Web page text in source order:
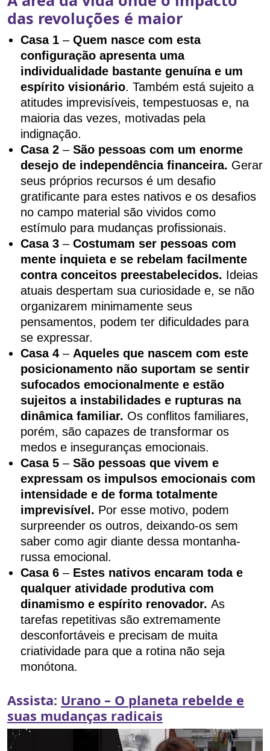
das revoluções é maior
Casa 1 –Quem nasce com esta
configuração apresenta uma
individualidade bastante genuína e um
espírito visionário. Também está sujeito a
atitudes imprevisíveis, tempestuosas e, na
maioria das vezes, motivadas pela
indignação.
Casa 2 – São pessoas com um enorme
desejo de independência financeira. Gerar
seus próprios recursos é um desafio
gratificante para estes nativos e os desafios
no campo material são vividos como
estímulo para mudanças profissionais.
Casa 3 –Costumam ser pessoas com
mente inquieta e se rebelam facilmente
contra conceitos preestabelecidos. Ideias
atuais despertam sua curiosidade e, se não
organizarem minimamente seus
pensamentos, podem ter dificuldades para
se expressar.
Casa 4 – Aqueles que nascem com este
posicionamento não suportam se sentir
sufocados emocionalmente e estão
sujeitos a instabilidades e rupturas na
dinâmica familiar. Os conflitos familiares,
porém, são capazes de transformar os
medos e inseguranças emocionais.
Casa 5 – São pessoas que vivem e
expressam os impulsos emocionais com
intensidade e de forma totalmente
imprevisível. Por esse motivo, podem
surpreender os outros, deixando-os sem
saber como agir diante dessa montanha-
russa emocional.
Casa 6 – Estes nativos encaram toda e
qualquer atividade produtiva com
dinamismo e espírito renovador. As
tarefas repetitivas são extremamente
desconfortáveis e precisam de muita
criatividade para que a rotina não seja
monótona.
Assista: Urano – O planeta rebelde e
suas mudanças radicais